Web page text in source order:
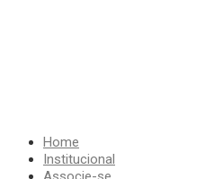
Home
Institucional